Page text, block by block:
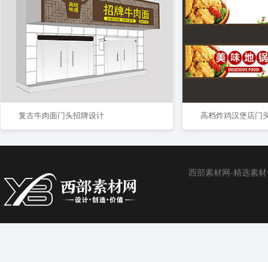
复古牛肉面门头招牌设计 高档炸鸡汉堡店门
西部素材网-精选素